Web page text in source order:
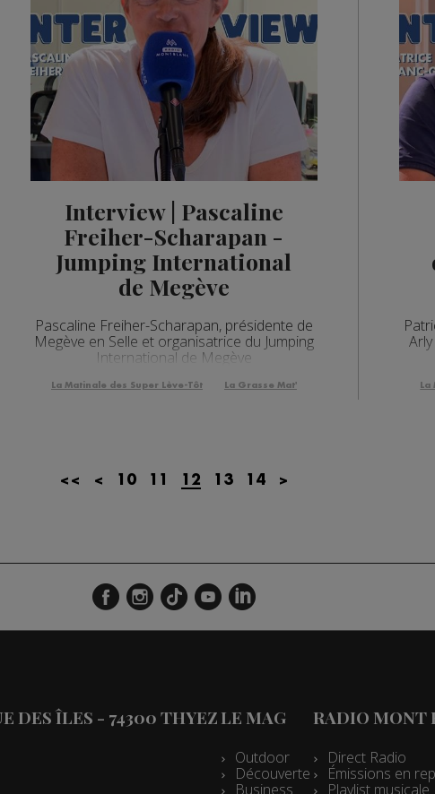
Interview | Pascaline
Freiher-Scharapan -
Jumping International
de Megève
Pascaline Freiher-Scharapan, présidente de
Megève en Selle et organisatrice du Jumping
International de Megève
La Matinale des Super Lève-Tôt La Grasse Mat'
<< < 10 11 12 13 14 >
DES ÎLES - 74300 THYEZLE MAG
Outdoor
Découverte
Business
RADIO MONT
Direct Radio
Émissions en
Playlist musicale